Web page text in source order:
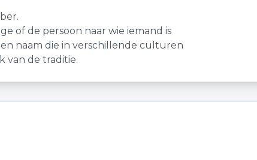
of de persoon naar wie iemand is
naam die in verschillende culturen
van de traditie.